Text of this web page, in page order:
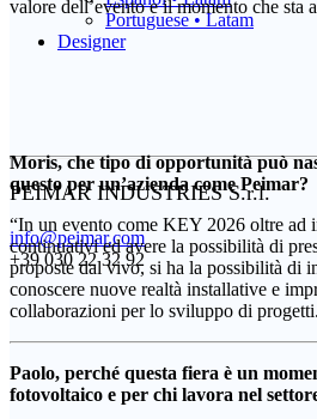
Portuguese • Latam
Designer
PEIMAR INDUSTRIES S.r.l.
info@peimar.com
+39 030 22 32 92
valore dell’evento e il momento che sta
Moris, che tipo di opportunità può
questo per un’azienda come Peimar?
“In un evento come KEY 2026 oltre ad
continuativi ed avere la possibilità di
proposte dal vivo, si ha la possibilità di
conoscere nuove realtà installative e
collaborazioni per lo sviluppo di
Paolo, perché questa fiera è un
fotovoltaico e per chi lavora nel